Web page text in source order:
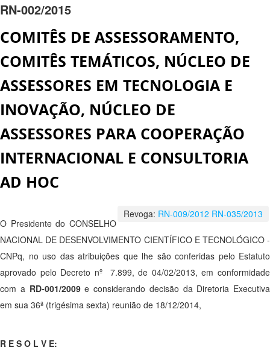
RN-002/2015
COMITÊS DE ASSESSORAMENTO,
COMITÊS TEMÁTICOS, NÚCLEO DE
ASSESSORES EM TECNOLOGIA E
INOVAÇÃO, NÚCLEO DE
ASSESSORES PARA COOPERAÇÃO
INTERNACIONAL E CONSULTORIA
AD HOC
Revoga: RN-009/2012 RN-035/2013
O Presidente do CONSELHO
NACIONAL DE DESENVOLVIMENTO CIENTÍFICO E TECNOLÓGICO -
CNPq, no uso das atribuições que lhe são conferidas pelo Estatuto
aprovado pelo Decreto nº 7.899, de 04/02/2013, em conformidade
com a RD-001/2009e considerando decisão da Diretoria Executiva
em sua 36ª (trigésima sexta) reunião de 18/12/2014,
R E S O L V E: